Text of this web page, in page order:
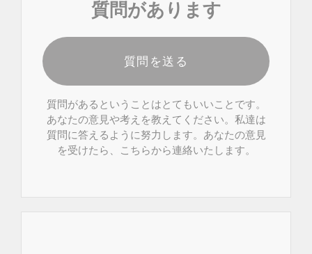
質問があります
質問を送る
質問があるということはとてもいいことです。
あなたの意見や考えを教えてください。私達は
質問に答えるように努力します。あなたの意見
を受けたら、こちらから連絡いたします。